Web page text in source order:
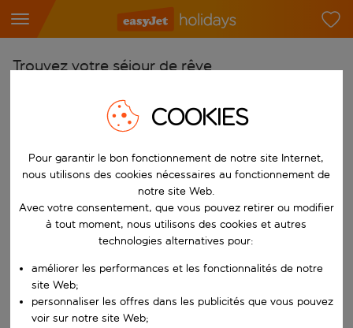
Trouvez votre séjour de rêve
Choisissez votre aéroport
Commencez à taper pour la saisie automatique. Lorsque les
Choisissez votre destination
Vers
Choisissez vos dates
Quand
Qui
COOKIES
Pour garantir le bon fonctionnement de notre site Internet,
nous utilisons des cookies nécessaires au fonctionnement de
notre site Web.
Avec votre consentement, que vous pouvez retirer ou modifier
à tout moment, nous utilisons des cookies et autres
technologies alternatives pour:
améliorer les performances et les fonctionnalités de notre
site Web;
personnaliser les offres dans les publicités que vous pouvez
voir sur notre site Web;